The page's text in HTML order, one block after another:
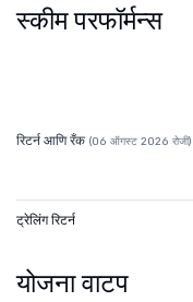
स्कीम परफॉर्मन्स
रिटर्न आणि रँक (06 ऑगस्ट 2026 रोजी)
ट्रेलिंग रिटर्न
योजना वाटप